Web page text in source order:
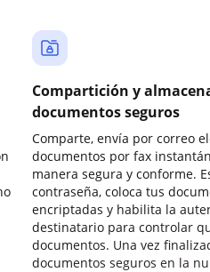
Compartición y
documentos seguros
Comparte, envía por correo
documentos por fax
manera segura y conforme.
contraseña, coloca tus
encriptadas y habilita la
destinatario para controlar
documentos. Una vez
documentos seguros en la